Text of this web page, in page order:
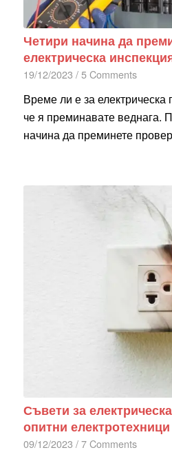
Четири начина да
електрическа
19/12/2023 / 5 Comments
Време ли е за електрическа
че я преминавате веднага.
начина да преминете
Съвети за
опитни електротехници
09/12/2023 / 7 Comments